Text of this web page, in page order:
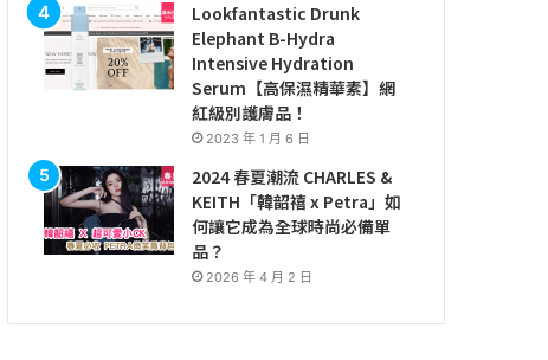
Lookfantastic Drunk
Elephant B-Hydra
Intensive Hydration
Serum【高保濕精華素】網
紅級別護膚品！
2023 年 1 月 6 日
2024 春夏潮流 CHARLES &
KEITH「韓韶禧 x Petra」如
何讓它成為全球時尚必備單
品？
2026 年 4 月 2 日